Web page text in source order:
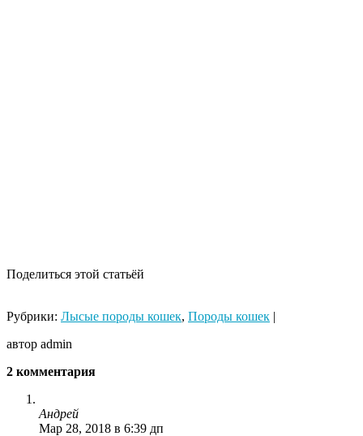
Поделиться этой статьёй
Рубрики: Лысые породы кошек, Породы кошек |
автор admin
2 комментария
Андрей
Мар 28, 2018 в 6:39 дп